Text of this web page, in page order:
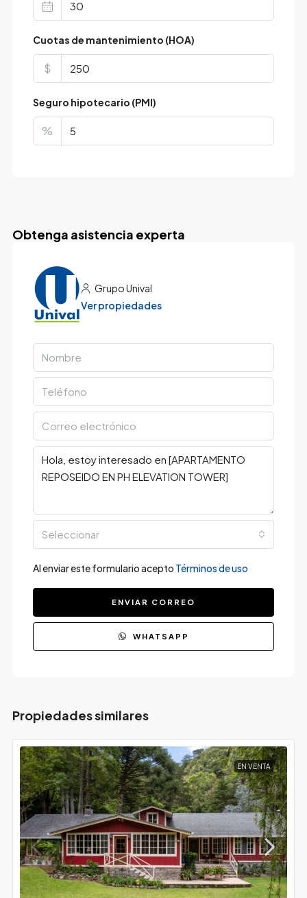
Cuotas de mantenimiento (HOA)
$
Seguro hipotecario (PMI)
%
Obtenga asistencia experta
Grupo Unival
Ver propiedades
Seleccionar
Al enviar este formulario acepto Términos de uso
ENVIAR CORREO
WHATSAPP
Propiedades similares
EN VENTA